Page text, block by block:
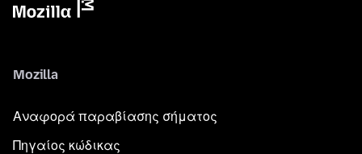
Mozilla
Αναφορά παραβίασης σήματος
Πηγαίος κώδικας